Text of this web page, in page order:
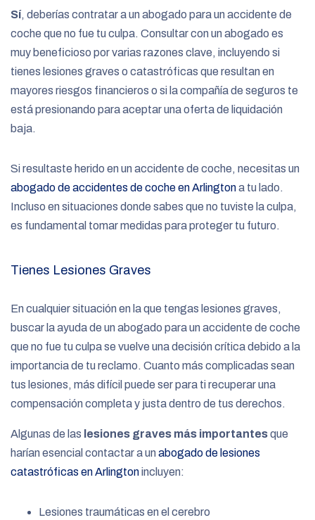
Sí, deberías contratar a un abogado para un accidente de
coche que no fue tu culpa. Consultar con un abogado es
muy beneficioso por varias razones clave, incluyendo si
tienes lesiones graves o catastróficas que resultan en
mayores riesgos financieros o si la compañía de seguros te
está presionando para aceptar una oferta de liquidación
baja.
Si resultaste herido en un accidente de coche, necesitas un
abogado de accidentes de coche en Arlingtona tu lado.
Incluso en situaciones donde sabes que no tuviste la culpa,
es fundamental tomar medidas para proteger tu futuro.
Tienes Lesiones Graves
En cualquier situación en la que tengas lesiones graves,
buscar la ayuda de un abogado para un accidente de coche
que no fue tu culpa se vuelve una decisión crítica debido a la
importancia de tu reclamo. Cuanto más complicadas sean
tus lesiones, más difícil puede ser para ti recuperar una
compensación completa y justa dentro de tus derechos.
Algunas de las lesiones graves más importantesque
harían esencial contactar a un abogado de lesiones
catastróficas en Arlingtonincluyen:
Lesiones traumáticas en el cerebro